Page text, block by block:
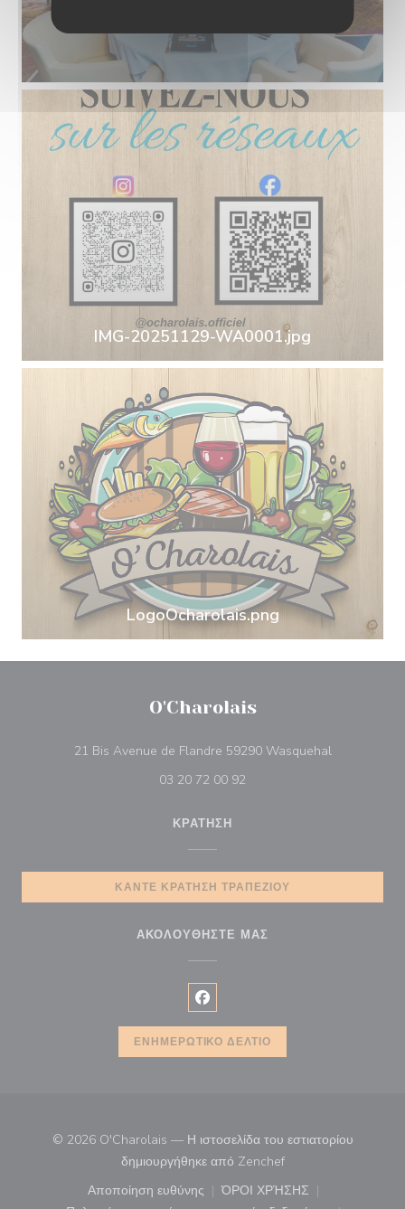
IMG-20251129-WA0001.jpg
LogoOcharolais.png
O'Charolais
21 Bis Avenue de Flandre 59290 Wasquehal((ανοίγει σε
03 20 72 00 92
ΚΡΆΤΗΣΗ
ΚΆΝΤΕ ΚΡΆΤΗΣΗ ΤΡΑΠΕΖΙΟΎ
ΑΚΟΛΟΥΘΉΣΤΕ ΜΑΣ
Facebook ((ανοίγει σε νέο
ΕΝΗΜΕΡΩΤΙΚΌ ΔΕΛΤΊΟ
© 2026 O'Charolais — Η ιστοσελίδα του εστιατορίου
δημιουργήθηκε από Zenchef((ανοίγει σε νέο
Αποποίηση ευθύνης
((ανοίγει σε νέο παράθυρο))
ΌΡΟΙ ΧΡΉΣΗΣ
((ανοίγει σε νέο